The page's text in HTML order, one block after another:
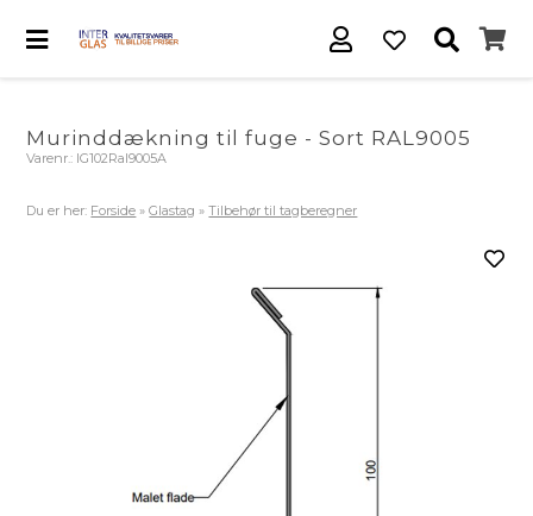
Murinddækning til fuge - Sort RAL9005
Varenr.: IG102Ral9005A
Du er her: Forside »Glastag »Tilbehør til tagberegner